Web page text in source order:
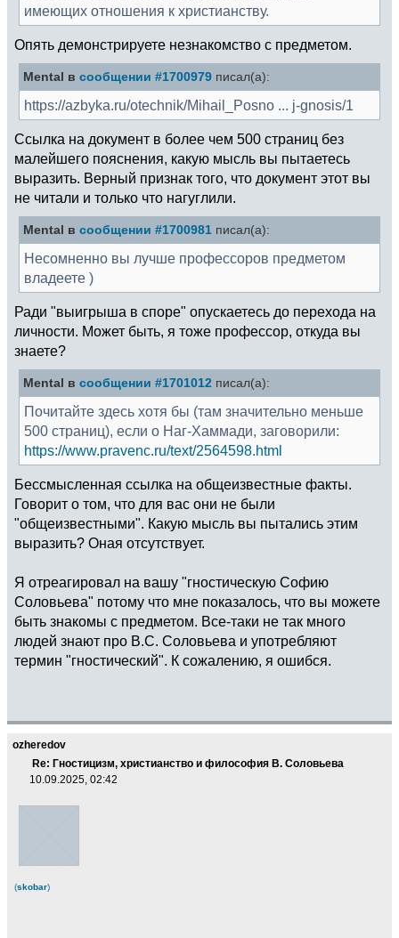
имеющих отношения к христианству.
Опять демонстрируете незнакомство с предметом.
Mental в сообщении #1700979 писал(а):
https://azbyka.ru/otechnik/Mihail_Posno ... j-gnosis/1
Ссылка на документ в более чем 500 страниц без
малейшего пояснения, какую мысль вы пытаетесь
выразить. Верный признак того, что документ этот вы
не читали и только что нагуглили.
Mental в сообщении #1700981 писал(а):
Несомненно вы лучше профессоров предметом
владеете )
Ради "выигрыша в споре" опускаетесь до перехода на
личности. Может быть, я тоже профессор, откуда вы
знаете?
Mental в сообщении #1701012 писал(а):
Почитайте здесь хотя бы (там значительно меньше
500 страниц), если о Наг-Хаммади, заговорили:
https://www.pravenc.ru/text/2564598.html
Бессмысленная ссылка на общеизвестные факты.
Говорит о том, что для вас они не были
"общеизвестными". Какую мысль вы пытались этим
выразить? Оная отсутствует.
Я отреагировал на вашу "гностическую Софию
Соловьева" потому что мне показалось, что вы можете
быть знакомы с предметом. Все-таки не так много
людей знают про В.С. Соловьева и употребляют
термин "гностический". К сожалению, я ошибся.
ozheredov
Re: Гностицизм, христианство и философия В. Соловьева
10.09.2025, 02:42
(skobar)